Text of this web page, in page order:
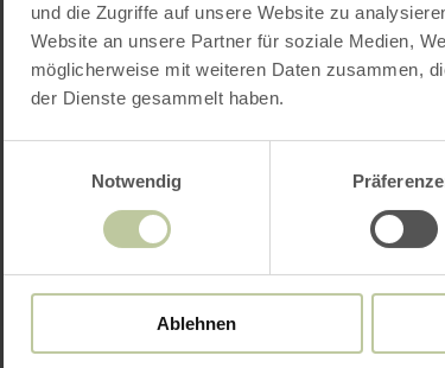
und die Zugriffe auf unsere Website zu
Website an unsere Partner für soziale Medien,
möglicherweise mit weiteren Daten zusammen,
der Dienste gesammelt haben.
Notwendig
Ablehnen